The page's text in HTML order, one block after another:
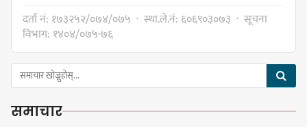
चाम्लिङको चेतावनी
दर्ता नं: १७३२५२/०७४/०७५ · स्था.ले.नं: ६०६९०३०७३ · सूचना
विभाग: १४०४/०७५-७६
समाचार